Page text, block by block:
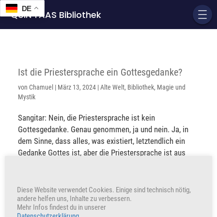
QUIN'TAAS Bibliothek
Ist die Priestersprache ein Gottesgedanke?
vonChamuel | März 13, 2024 |Alte Welt, Bibliothek, Magie und
Mystik
Sangitar: Nein, die Priestersprache ist kein
Gottesgedanke. Genau genommen, ja und nein. Ja, in
dem Sinne, dass alles, was existiert, letztendlich ein
Gedanke Gottes ist, aber die Priestersprache ist aus
Diese Website verwendet Cookies. Einige sind technisch nötig,
andere helfen uns, Inhalte zu verbessern.
Mehr Infos findest du in unserer
DE